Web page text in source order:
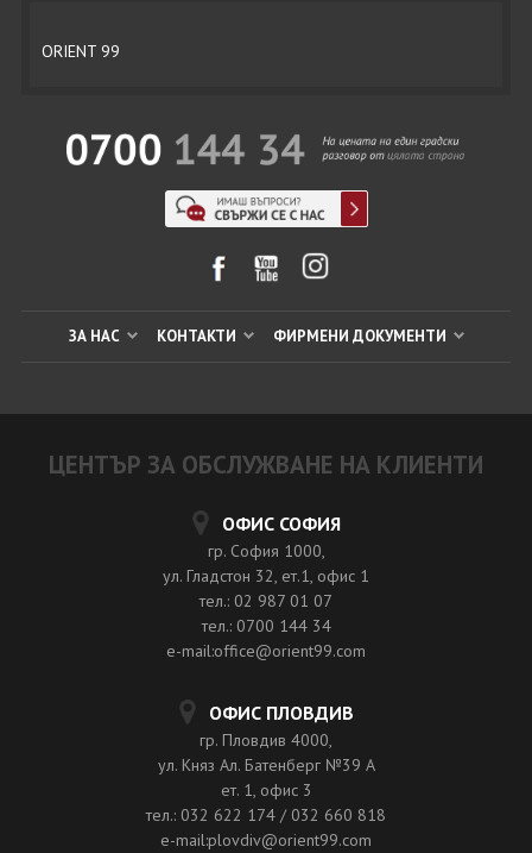
ORIENT 99
ЗА НАС КОНТАКТИ ФИРМЕНИ ДОКУМЕНТИ
ЦЕНТЪР ЗА ОБСЛУЖВАНЕ НА КЛИЕНТИ
ОФИС СОФИЯ
гр. София 1000,
ул. Гладстон 32, ет.1, офис 1
тел.: 02 987 01 07
тел.: 0700 144 34
e-mail:office@orient99.com
ОФИС ПЛОВДИВ
гр. Пловдив 4000,
ул. Княз Ал. Батенберг №39 A
ет. 1, офис 3
тел.: 032 622 174 / 032 660 818
e-mail:plovdiv@orient99.com